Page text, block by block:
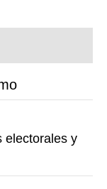
electorales y